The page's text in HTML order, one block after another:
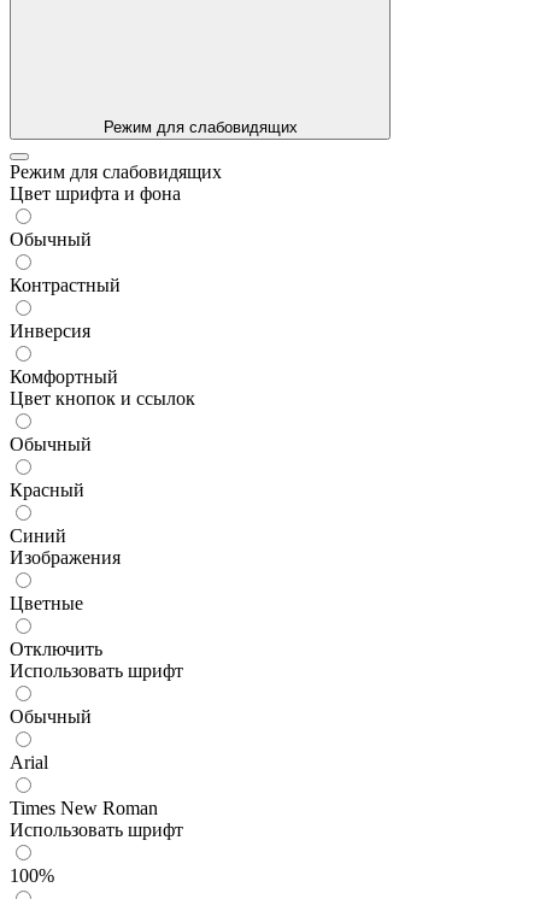
Режим для слабовидящих
Режим для слабовидящих
Цвет шрифта и фона
Обычный
Контрастный
Инверсия
Комфортный
Цвет кнопок и ссылок
Обычный
Красный
Синий
Изображения
Цветные
Отключить
Использовать шрифт
Обычный
Arial
Times New Roman
Использовать шрифт
100%